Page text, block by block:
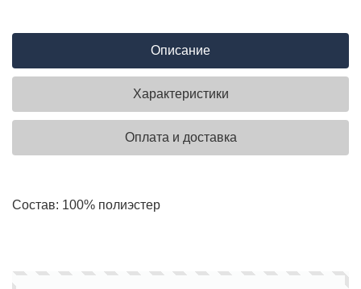
Описание
Характеристики
Оплата и доставка
Состав: 100% полиэстер